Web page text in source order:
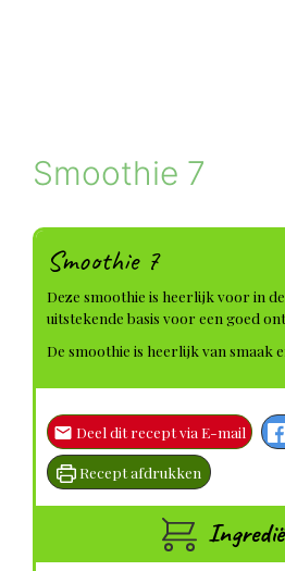
Smoothie 7
Smoothie 7
Deze smoothie is heerlijk voor in
uitstekende basis voor een goed
De smoothie is heerlijk van smaak
Deel dit recept via E-mail
Recept afdrukken